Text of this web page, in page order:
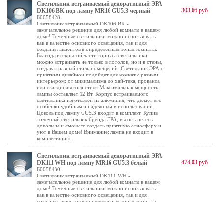
Светильник встраиваемый декоративный ЭРА
DK106 BK под лампу MR16 GU5.3 черный
Б0058428
Светильник встраиваемый DK106 BK -
замечательное решение для любой комнаты в вашем
доме! Точечные светильники можно использовать
как в качестве основного освещения, так и для
создания акцентов в определенных зонах комнаты.
Благодаря скрытой части корпуса светильники
можно встраивать не только в потолок, но и в стены,
создавая разный стиль помещений. Светильник ЭРА с
приятным дизайном подойдет для комнат с разным
интерьером: от минимализма до хай-тека, прованса
или скандинавского стиля.Максимальная мощность
лампы составляет 12 Вт. Корпус встраиваемого
светильника изготовлен из алюминия, что делает его
особенно удобным и надежным в использовании.
Цоколь под лампу GU5.3 входит в комплект. Купив
точечный светильник бренда ЭРА, вы останетесь
довольны и сможете создать приятную атмосферу и
уют в Вашем доме! Внимание: лампа не входит в
комплектацию.
303.66 руб
Светильник встраиваемый декоративный ЭРА
DK111 WH под лампу MR16 GU5.3 белый
Б0058430
Светильник встраиваемый DK111 WH -
замечательное решение для любой комнаты в вашем
доме! Точечные светильники можно использовать
как в качестве основного освещения, так и для
474.03 руб